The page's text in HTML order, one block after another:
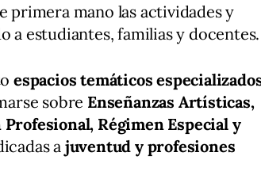
primera mano las actividades y
a estudiantes, familias y docentes.
espacios temáticos
sobre Enseñanzas Artísticas,
Régimen Especial y
a juventud y profesiones